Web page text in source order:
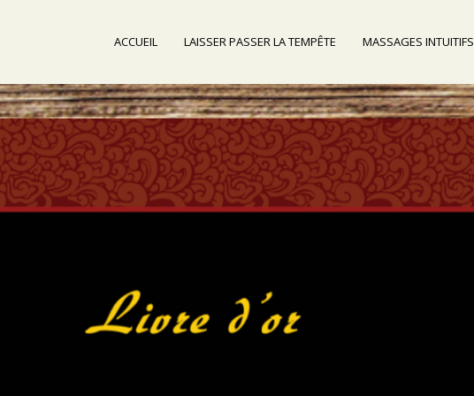
ACCUEIL LAISSER PASSER LA TEMPÊTE MASSAGES INTUITIFS